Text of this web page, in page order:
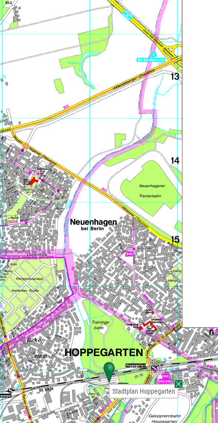
Stadtplan Hoppegarten